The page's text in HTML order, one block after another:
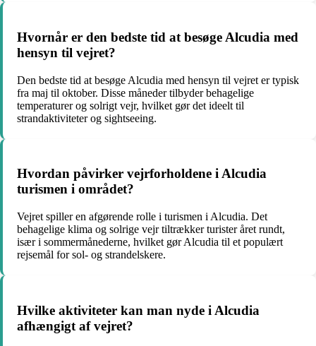
Hvornår er den bedste tid at besøge Alcudia med
hensyn til vejret?
Den bedste tid at besøge Alcudia med hensyn til vejret er typisk
fra maj til oktober. Disse måneder tilbyder behagelige
temperaturer og solrigt vejr, hvilket gør det ideelt til
strandaktiviteter og sightseeing.
Hvordan påvirker vejrforholdene i Alcudia
turismen i området?
Vejret spiller en afgørende rolle i turismen i Alcudia. Det
behagelige klima og solrige vejr tiltrækker turister året rundt,
især i sommermånederne, hvilket gør Alcudia til et populært
rejsemål for sol- og strandelskere.
Hvilke aktiviteter kan man nyde i Alcudia
afhængigt af vejret?